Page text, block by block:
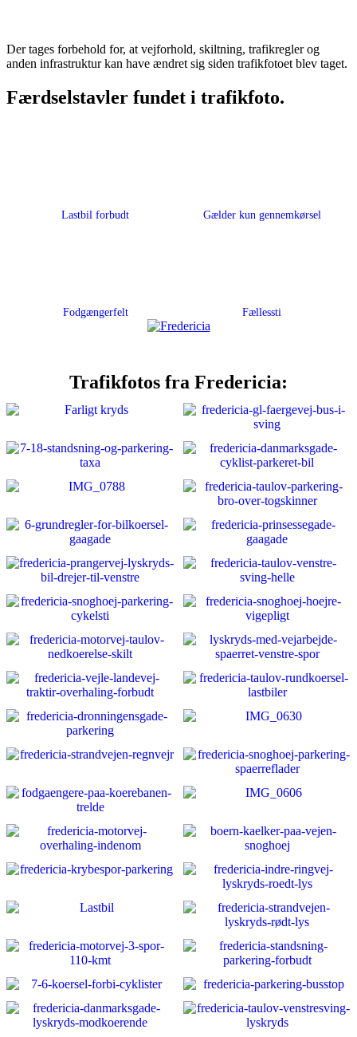
Der tages forbehold for, at vejforhold, skiltning, trafikregler og
anden infrastruktur kan have ændret sig siden trafikfotoet blev taget.
Færdselstavler fundet i trafikfoto.
Lastbil forbudt Gælder kun gennemkørsel
Fodgængerfelt Fællessti
Trafikfotos fra Fredericia: